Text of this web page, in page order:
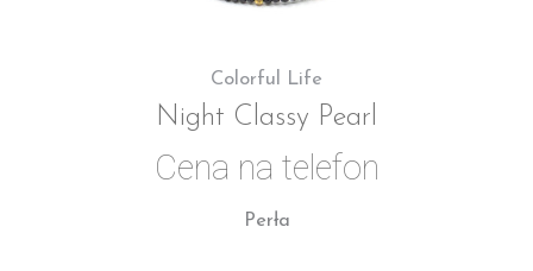
Colorful Life
Night Classy Pearl
Cena na telefon
Perła